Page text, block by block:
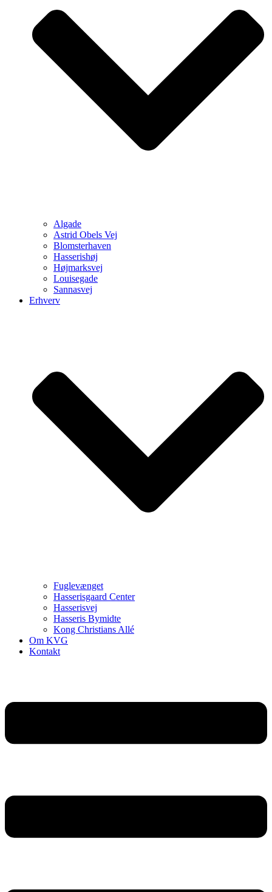
Algade
Astrid Obels Vej
Blomsterhaven
Hasserishøj
Højmarksvej
Louisegade
Sannasvej
Erhverv
Fuglevænget
Hasserisgaard Center
Hasserisvej
Hasseris Bymidte
Kong Christians Allé
Om KVG
Kontakt